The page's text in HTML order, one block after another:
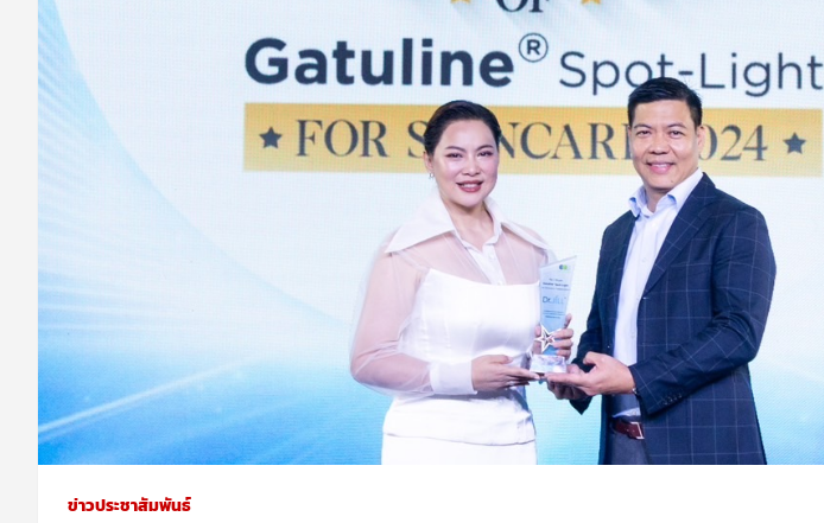
ข่าวประชาสัมพันธ์